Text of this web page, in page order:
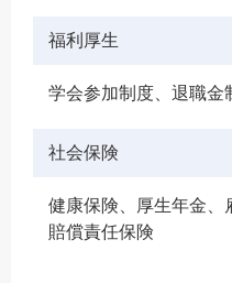
福利厚生
学会参加制度、退職金
社会保険
健康保険、厚生年金、
賠償責任保険